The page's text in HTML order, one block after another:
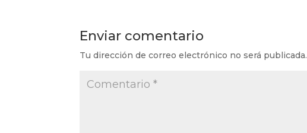
Enviar comentario
Tu dirección de correo electrónico no será publicada.